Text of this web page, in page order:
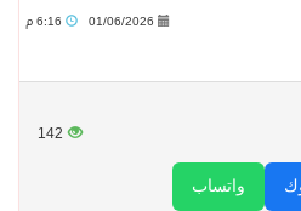
01/06/2026
142
واتساب